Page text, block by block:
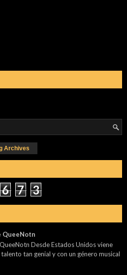
Archives
6 7 3
QueeNotn
Desde Estados Unidos viene
tan genial y con un género musical